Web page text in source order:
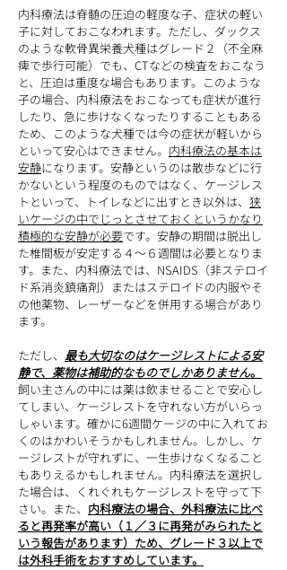
内科療法は脊髄の圧迫の軽度な子、症状の軽い
子に対しておこなわれます。ただし、ダックス
のような軟骨異栄養犬種はグレード２（不全麻
痺で歩行可能）でも、CTなどの検査をおこなう
と、圧迫は重度な場合もあります。このような
子の場合、内科療法をおこなっても症状が進行
したり、急に歩けなくなったりすることもある
ため、このような犬種では今の症状が軽いから
といって安心はできません。 内科療法の基本は
安静になります。安静というのは散歩などに行
かないという程度のものではなく、ケージレス
トといって、トイレなどに出すとき以外は、 狭
いケージの中でじっとさせておくというかなり
積極的な安静が必要です。安静の期間は脱出し
た椎間板が安定する４〜６週間は必要となりま
す。また、内科療法では、NSAIDS（非ステロイ
ド系消炎鎮痛剤）またはステロイドの内服やそ
の他薬物、レーザーなどを併用する場合があり
ます。
ただし、 最も大切なのはケージレストによる安
静で、薬物は補助的なものでしかありません。
飼い主さんの中には薬は飲ませることで安心し
てしまい、ケージレストを守れない方がいらっ
しゃいます。確かに6週間ケージの中に入れてお
くのはかわいそうかもしれません。しかし、ケ
ージレストが守れずに、一生歩けなくなること
もありえるかもしれません。内科療法を選択し
た場合は、くれぐれもケージレストを守って下
さい。また、 内科療法の場合、外科療法に比べ
ると再発率が高い（１／３に再発がみられたと
いう報告があります）ため、グレード３以上で
は外科手術をおすすめしています。